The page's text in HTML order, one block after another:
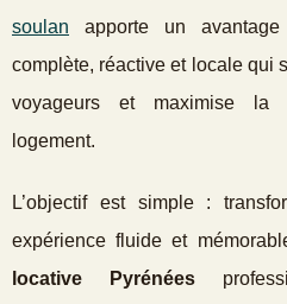
soulan apporte un
complète, réactive et locale qui
voyageurs et maximise la
logement.
L’objectif est simple :
expérience fluide et
locative Pyrénées